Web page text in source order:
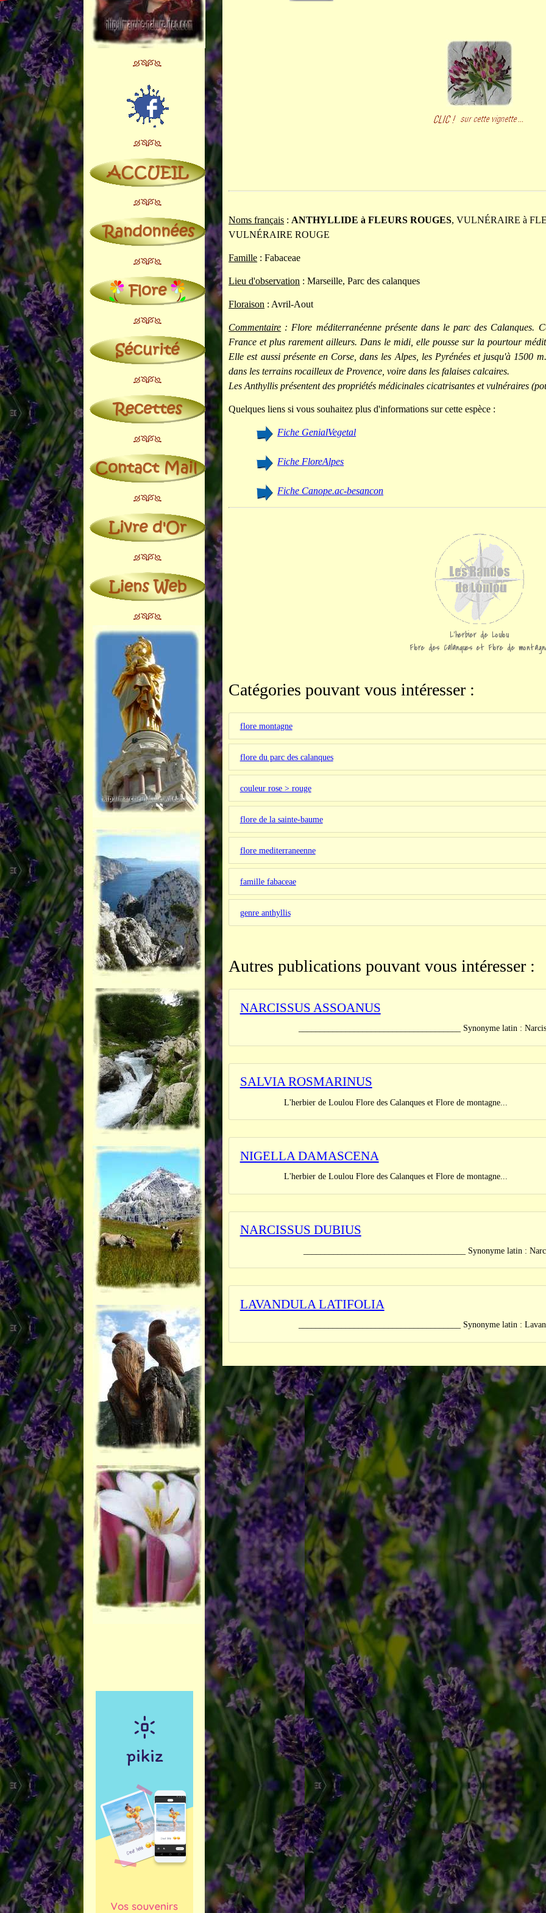
Noms français : ANTHYLLIDE à FLEURS ROUGES, VULNÉRAIRE à
VULNÉRAIRE ROUGE
Famille : Fabaceae
Lieu d'observation : Marseille, Parc des calanques
Floraison : Avril-Aout
Commentaire : Flore méditerranéenne présente dans le parc des Calanques.
France et plus rarement ailleurs. Dans le midi, elle pousse sur la pourtour
Elle est aussi présente en Corse, dans les Alpes, les Pyrénées et jusqu'à 1500
dans les terrains rocailleux de Provence, voire dans les falaises calcaires.
Les Anthyllis présentent des propriétés médicinales cicatrisantes et vulnéraires
Quelques liens si vous souhaitez plus d'informations sur cette espèce :
Fiche GenialVegetal
Fiche FloreAlpes
Fiche Canope.ac-besancon
L'herbier de Loulou
Flore des Calanques et Flore de
Catégories pouvant vous intéresser :
flore montagne
flore du parc des calanques
couleur rose > rouge
flore de la sainte-baume
flore mediterraneenne
famille fabaceae
genre anthyllis
Autres publications pouvant vous intéresser :
NARCISSUS ASSOANUS
______________________________________ Synonyme latin :
SALVIA ROSMARINUS
L'herbier de Loulou Flore des Calanques et Flore de montagne...
NIGELLA DAMASCENA
L'herbier de Loulou Flore des Calanques et Flore de montagne...
NARCISSUS DUBIUS
______________________________________ Synonyme latin :
LAVANDULA LATIFOLIA
______________________________________ Synonyme latin :